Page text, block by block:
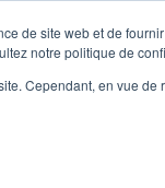
de site web et de
notre politique de
Cependant, en vue de
Blog 0 Article